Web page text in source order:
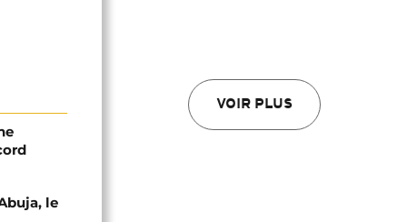
VOIR PLUS
le